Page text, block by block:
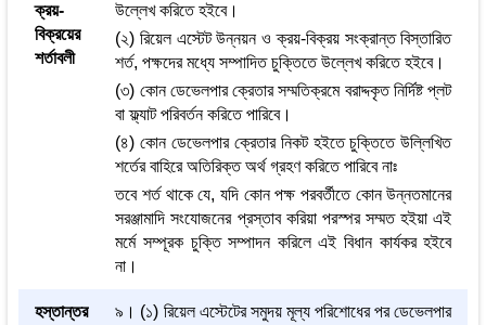
ক্রয়-
বিক্রয়ের
শর্তাবলী
উল্লেখ করিতে হইবে।
(২) রিয়েল এস্টেট উন্নয়ন ও ক্রয়-বিক্রয় সংক্রান্ত বিস্তারিত
শর্ত, পক্ষদের মধ্যে সম্পাদিত চুক্তিতে উল্লেখ করিতে হইবে।
(৩) কোন ডেভেলপার ক্রেতার সম্মতিক্রমে বরাদ্দকৃত নির্দিষ্ট প্লট
বা ফ্ল্যাট পরিবর্তন করিতে পারিবে।
(৪) কোন ডেভেলপার ক্রেতার নিকট হইতে চুক্তিতে উল্লিখিত
শর্তের বাহিরে অতিরিক্ত অর্থ গ্রহণ করিতে পারিবে নাঃ
তবে শর্ত থাকে যে, যদি কোন পক্ষ পরবর্তীতে কোন উন্নতমানের
সরঞ্জামাদি সংযোজনের প্রস্তাব করিয়া পরস্পর সম্মত হইয়া এই
মর্মে সম্পূরক চুক্তি সম্পাদন করিলে এই বিধান কার্যকর হইবে
না।
হস্তান্তর
৯। (১) রিয়েল এস্টেটের সমুদয় মূল্য পরিশোধের পর ডেভেলপার